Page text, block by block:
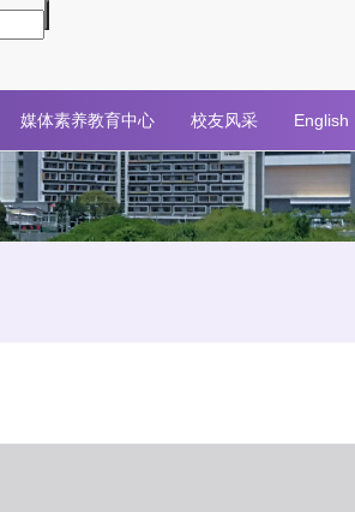
媒体素养教育中心 校友风采 English